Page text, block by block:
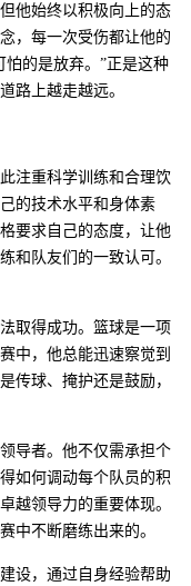
他始终以积极向上的态
，每一次受伤都让他的
怕的是放弃。”正是这种
路上越走越远。
注重科学训练和合理饮
的技术水平和身体素
要求自己的态度，让他
和队友们的一致认可。
取得成功。篮球是一项
中，他总能迅速察觉到
传球、掩护还是鼓励，
导者。他不仅需承担个
如何调动每个队员的积
越领导力的重要体现。
中不断磨练出来的。
设，通过自身经验帮助